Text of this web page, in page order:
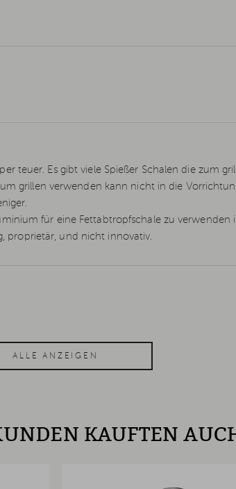
teuer. Es gibt viele Spießer Schalen die zum
grillen verwenden kann nicht in die
für eine Fettabtropfschale zu verwenden
proprietär, und nicht innovativ.
ALLE ANZEIGEN
KAUFTEN